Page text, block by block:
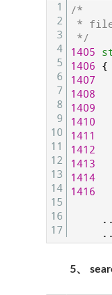
1
2
3
4
5
6
7
8
9
10
11
12
13
14
15
16
17
/*
*
*/
1405
1406
{
1407
1408
1409
1410
1411
1412
1413
1414
1416
. .
. .
5、